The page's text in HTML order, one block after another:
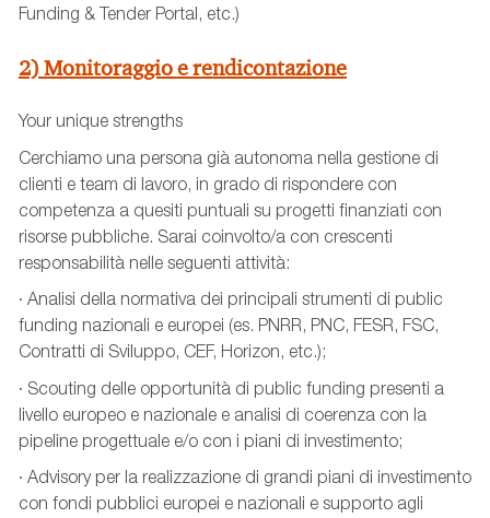
Funding & Tender Portal, etc.)
2) Monitoraggio e rendicontazione
Your unique strengths
Cerchiamo una persona già autonoma nella gestione di
clienti e team di lavoro, in grado di rispondere con
competenza a quesiti puntuali su progetti finanziati con
risorse pubbliche. Sarai coinvolto/a con crescenti
responsabilità nelle seguenti attività:
· Analisi della normativa dei principali strumenti di public
funding nazionali e europei (es. PNRR, PNC, FESR, FSC,
Contratti di Sviluppo, CEF, Horizon, etc.);
· Scouting delle opportunità di public funding presenti a
livello europeo e nazionale e analisi di coerenza con la
pipeline progettuale e/o con i piani di investimento;
· Advisory per la realizzazione di grandi piani di investimento
con fondi pubblici europei e nazionali e supporto agli